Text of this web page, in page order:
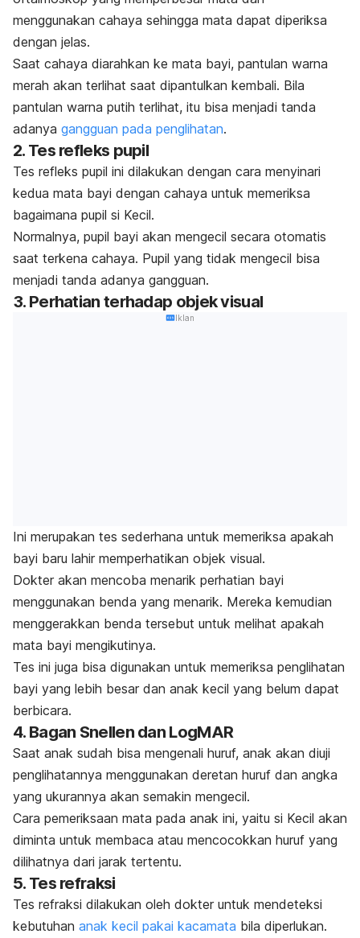
menggunakan cahaya sehingga mata dapat diperiksa
dengan jelas.
Saat cahaya diarahkan ke mata bayi, pantulan warna
merah akan terlihat saat dipantulkan kembali. Bila
pantulan warna putih terlihat, itu bisa menjadi tanda
adanya gangguan pada penglihatan.
2. Tes refleks pupil
Tes refleks pupil ini dilakukan dengan cara menyinari
kedua mata bayi dengan cahaya untuk memeriksa
bagaimana pupil si Kecil.
Normalnya, pupil bayi akan mengecil secara otomatis
saat terkena cahaya. Pupil yang tidak mengecil bisa
menjadi tanda adanya gangguan.
3. Perhatian terhadap objek visual
Iklan
Ini merupakan tes sederhana untuk memeriksa apakah
bayi baru lahir memperhatikan objek visual.
Dokter akan mencoba menarik perhatian bayi
menggunakan benda yang menarik. Mereka kemudian
menggerakkan benda tersebut untuk melihat apakah
mata bayi mengikutinya.
Tes ini juga bisa digunakan untuk memeriksa penglihatan
bayi yang lebih besar dan anak kecil yang belum dapat
berbicara.
4. Bagan Snellen dan LogMAR
Saat anak sudah bisa mengenali huruf, anak akan diuji
penglihatannya menggunakan deretan huruf dan angka
yang ukurannya akan semakin mengecil.
Cara pemeriksaan mata pada anak ini, yaitu si Kecil akan
diminta untuk membaca atau mencocokkan huruf yang
dilihatnya dari jarak tertentu.
5. Tes refraksi
Tes refraksi dilakukan oleh dokter untuk mendeteksi
kebutuhan anak kecil pakai kacamata bila diperlukan.